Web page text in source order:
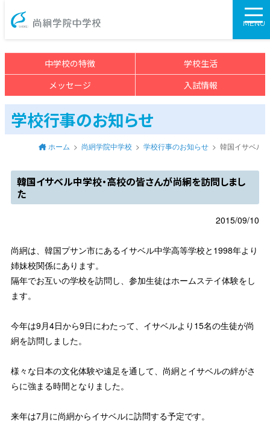
MENU
中学校の特徴
学校生活
メッセージ
入試情報
学校行事のお知らせ
ホーム 尚絅学院中学校 学校行事のお知らせ 韓国イサベル
韓国イサベル中学校・高校の皆さんが尚絅を訪問しまし
た
2015/09/10
尚絅は、韓国プサン市にあるイサベル中学高等学校と1998年より
姉妹校関係にあります。
隔年でお互いの学校を訪問し、参加生徒はホームステイ体験をし
ます。
今年は9月4日から9日にわたって、イサベルより15名の生徒が尚
絅を訪問しました。
様々な日本の文化体験や遠足を通して、尚絅とイサベルの絆がさ
らに強まる時間となりました。
来年は7月に尚絅からイサベルに訪問する予定です。